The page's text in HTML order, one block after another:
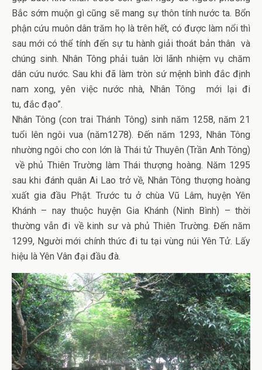
Bắc sớm muộn gì cũng sẽ mang sự thôn tính nước ta. Bổn
phận cứu muôn dân trăm họ là trên hết, có được làm nổi thì
sau mới có thể tính đến sự tu hành giải thoát bản thân và
chúng sinh. Nhân Tông phải tuân lời lãnh nhiệm vụ chăm
dân cứu nước. Sau khi đã làm tròn sứ mệnh bình đắc định
nam xong, yên việc nước nhà, Nhân Tông mới lại đi
tu, đắc đạo”.
Nhân Tông (con trai Thánh Tông) sinh năm 1258, năm 21
tuổi lên ngôi vua (năm1278). Đến năm 1293, Nhân Tông
nhường ngôi cho con lớn là Thái tử Thuyên (Trần Anh Tông)
về phủ Thiên Trường làm Thái thượng hoàng. Năm 1295
sau khi đánh quân Ai Lao trở về, Nhân Tông thượng hoàng
xuất gia đầu Phật. Trước tu ở chùa Vũ Lâm, huyện Yên
Khánh – nay thuộc huyện Gia Khánh (Ninh Bình) – thời
thường vẫn đi về kinh sư và phủ Thiên Trường. Đến năm
1299, Người mới chính thức đi tu tại vùng núi Yên Tử. Lấy
hiệu là Yên Vân đại đầu đà.